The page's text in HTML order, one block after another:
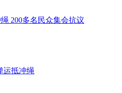
200多名民众集会抗议
运抵冲绳